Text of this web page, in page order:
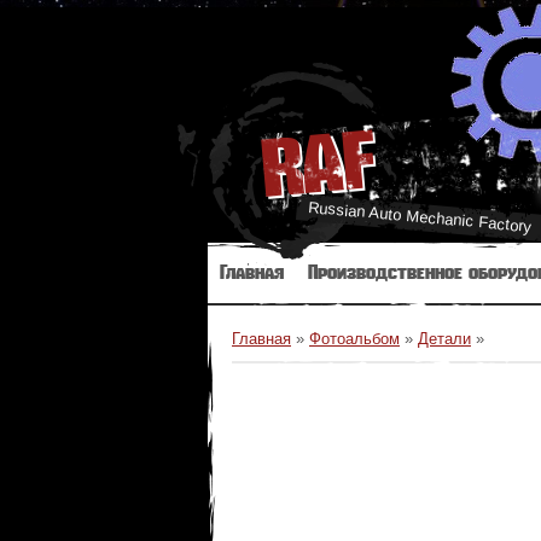
RAF
Russian Auto Mechanic Factory
Главная Производственное
Главная » Фотоальбом » Детали »